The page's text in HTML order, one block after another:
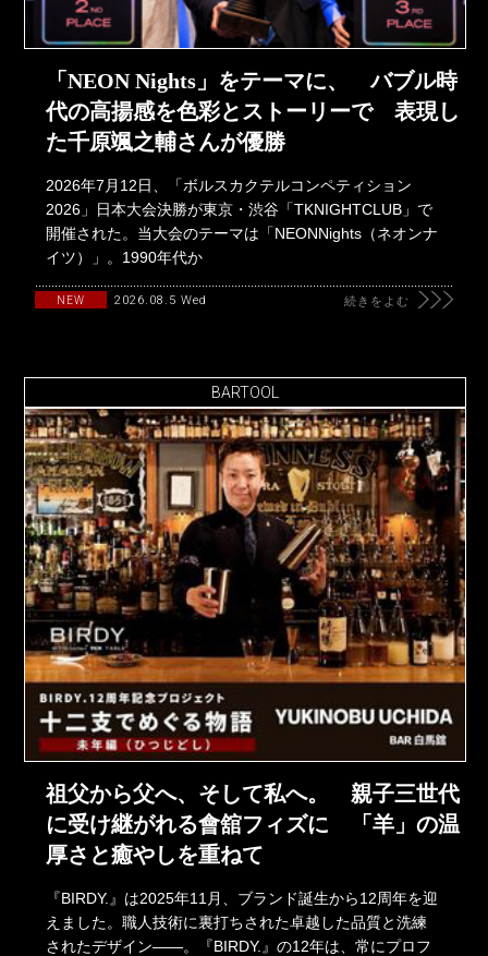
「NEON Nights」をテーマに、 バブル時
代の高揚感を色彩とストーリーで 表現し
た千原颯之輔さんが優勝
2026年7月12日、「ボルスカクテルコンペティション
2026」日本大会決勝が東京・渋谷「TKNIGHTCLUB」で
開催された。当大会のテーマは「NEONNights（ネオンナ
イツ）」。1990年代か
NEW 2026.08.5 Wed 続きをよむ
BARTOOL
祖父から父へ、そして私へ。 親子三世代
に受け継がれる會舘フィズに 「羊」の温
厚さと癒やしを重ねて
『BIRDY.』は2025年11月、ブランド誕生から12周年を迎
えました。職人技術に裏打ちされた卓越した品質と洗練
されたデザイン――。『BIRDY.』の12年は、常にプロフ